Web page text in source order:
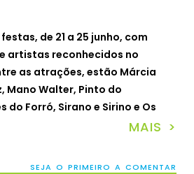
de 21 a 25 junho, com
artistas reconhecidos no
as atrações, estão Márcia
Mano Walter, Pinto do
do Forró, Sirano e Sirino e Os
MAIS >
SEJA O PRIMEIRO A COMENTAR